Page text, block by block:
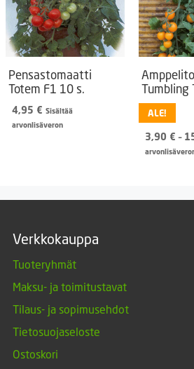
Pensastomaatti
Totem F1 10 s.
4,95 € Sisältää
arvonlisäveron
Tumbling
ALE!
3,90 € –
Verkkokauppa
Tuoteryhmät
Maksu- ja toimitustavat
Tilaus- ja sopimusehdot
Tietosuojaseloste
Ostoskori